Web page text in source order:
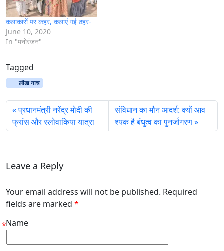
कलाकारों पर कहर, कलाएं गई ठहर-
June 10, 2020
In "मनोरंजन"
Tagged
लौंडा नाच
प्रधानमंत्री नरेंद्र मोदी की
फ्रांस और स्लोवाकिया यात्रा
संविधान का मौन आदर्श: क्यों आव
श्यक है बंधुत्व का पुनर्जागरण
Leave a Reply
Your email address will not be published. Required
fields are marked *
Name
*